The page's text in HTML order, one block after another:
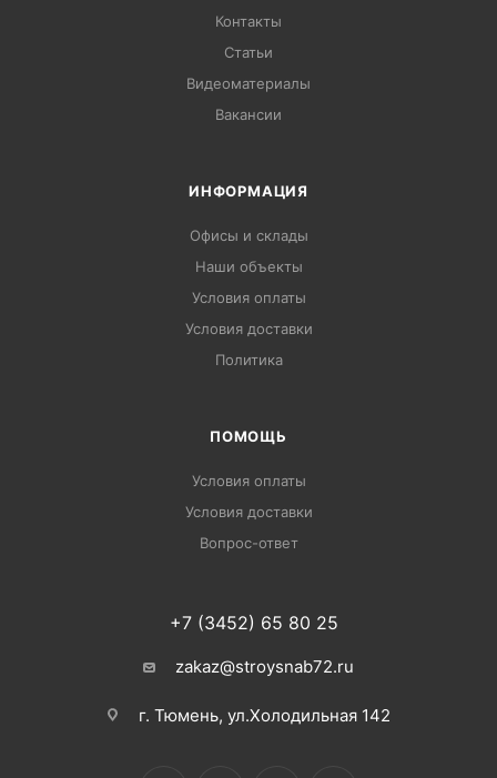
Контакты
Статьи
Видеоматериалы
Вакансии
ИНФОРМАЦИЯ
Офисы и склады
Наши объекты
Условия оплаты
Условия доставки
Политика
ПОМОЩЬ
Условия оплаты
Условия доставки
Вопрос-ответ
+7 (3452) 65 80 25
zakaz@stroysnab72.ru
г. Тюмень, ул.Холодильная 142